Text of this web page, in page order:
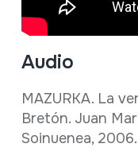
Audio
MAZURKA. La
Bretón. Juan
Soinuenea, 2006.